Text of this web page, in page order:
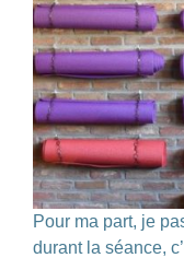
Pour ma part, je
durant la séance,